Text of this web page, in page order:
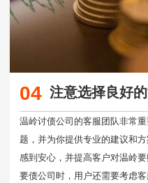
04 注意选择良好
温岭讨债公司的客服团队非常
题，并为你提供专业的建议和
感到安心，并提高客户对温岭
要债公司时，用户还需要考虑